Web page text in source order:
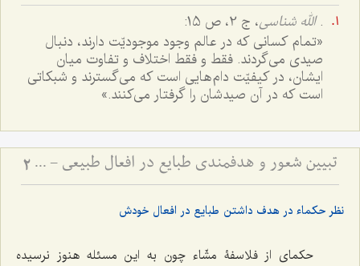
.الله شناسى، ج ‌2، ص 15:
«تمام کسانى که در عالم وجود موجودیّت دارند، دنبال
صیدى مى‌گردند. فقط و فقط اختلاف و تفاوت میان
ایشان، در کیفیّت دام‌هایى است که مى‌گسترند و شبکاتى
است که در آن صیدشان را گرفتار مى‌کنند.»
تبیین شعور و هدفمندی طبایع در افعال طبیعی - پاسخ به شبهه فخر رازی درباره غایت‌مندی موجودات عالم 2
نظر حکماء در هدف داشتن طبایع در افعال خودش
حکماى از فلاسفۀ مشّاء چون به این مسئله هنوز نرسیده